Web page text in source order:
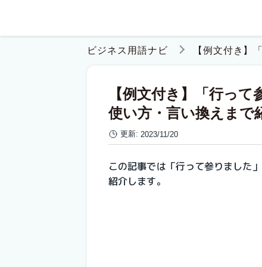
ビジネス用語ナビ 【例文付き】
【例文付き】「行っ
使い方・言い換えまで
更新: 2023/11/20
この記事では 「行って参りました」
紹介します。